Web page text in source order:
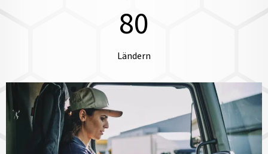
80
Ländern